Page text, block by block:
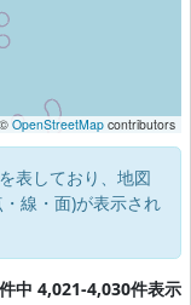
© OpenStreetMap contributors
表しており、地図
線・面)が表示され
中 4,021-4,030件表示